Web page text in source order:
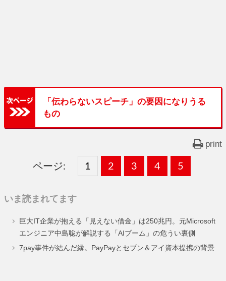
「伝わらないスピーチ」の要因になりうる
もの
print
ページ:
固
ー
ジ
1 ,
固
ー
ジ
2 ,
固
ー
ジ
3 ,
固
ー
ジ
4 ,
固
ー
ジ
5
いま読まれてます
巨大IT企業が抱える「見えない借金」は250兆円。元Microsoft
エンジニア中島聡が解説する「AIブーム」の危うい裏側
7pay事件が結んだ縁。PayPayとセブン＆アイ資本提携の背景